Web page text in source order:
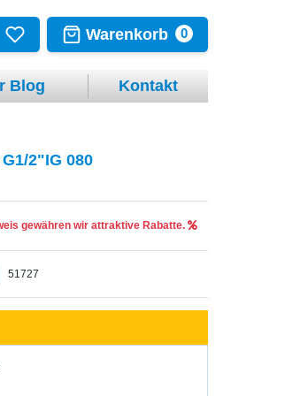
Warenkorb 0
Blog Kontakt
2"IG 080
gewähren wir attraktive Rabatte.
51727